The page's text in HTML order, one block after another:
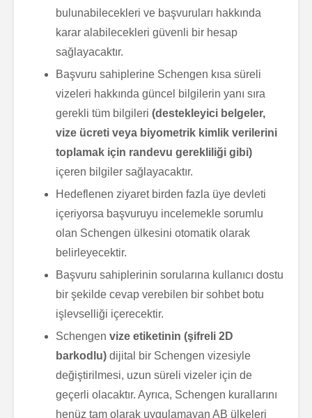
bulunabilecekleri ve başvuruları hakkında
karar alabilecekleri güvenli bir hesap
sağlayacaktır.
Başvuru sahiplerine Schengen kısa süreli
vizeleri hakkında güncel bilgilerin yanı sıra
gerekli tüm bilgileri (destekleyici belgeler,
vize ücreti veya biyometrik kimlik verilerini
toplamak için randevu gerekliliği gibi)
içeren bilgiler sağlayacaktır.
Hedeflenen ziyaret birden fazla üye devleti
içeriyorsa başvuruyu incelemekle sorumlu
olan Schengen ülkesini otomatik olarak
belirleyecektir.
Başvuru sahiplerinin sorularına kullanıcı dostu
bir şekilde cevap verebilen bir sohbet botu
işlevselliği içerecektir.
Schengen vize etiketinin (şifreli 2D
barkodlu) dijital bir Schengen vizesiyle
değiştirilmesi, uzun süreli vizeler için de
geçerli olacaktır. Ayrıca, Schengen kurallarını
henüz tam olarak uygulamayan AB ülkeleri